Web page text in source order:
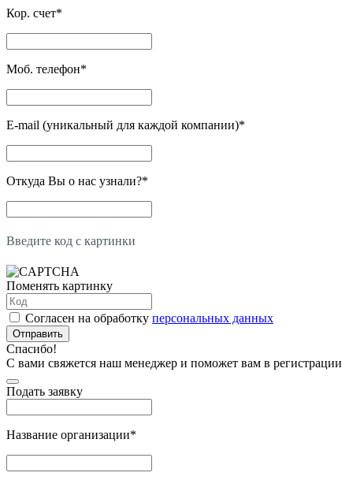
Кор. счет*
Моб. телефон*
E-mail (уникальный для каждой компании)*
Откуда Вы о нас узнали?*
Введите код с картинки
Поменять картинку
Согласен на обработку персональных данных
Отправить
Спасибо!
С вами свяжется наш менеджер и поможет вам в регистрации
Подать заявку
Название организации*